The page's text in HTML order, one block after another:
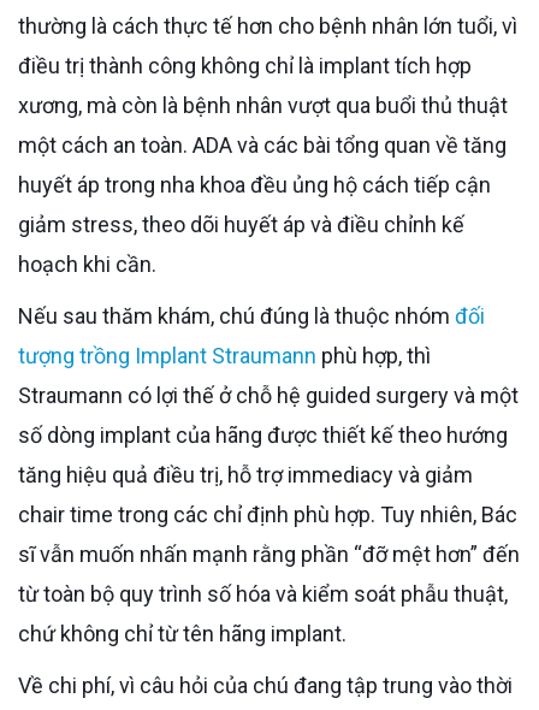
thường là cách thực tế hơn cho bệnh nhân lớn tuổi, vì
điều trị thành công không chỉ là implant tích hợp
xương, mà còn là bệnh nhân vượt qua buổi thủ thuật
một cách an toàn. ADA và các bài tổng quan về tăng
huyết áp trong nha khoa đều ủng hộ cách tiếp cận
giảm stress, theo dõi huyết áp và điều chỉnh kế
hoạch khi cần.
Nếu sau thăm khám, chú đúng là thuộc nhóm đối
tượng trồng Implant Straumann phù hợp, thì
Straumann có lợi thế ở chỗ hệ guided surgery và một
số dòng implant của hãng được thiết kế theo hướng
tăng hiệu quả điều trị, hỗ trợ immediacy và giảm
chair time trong các chỉ định phù hợp. Tuy nhiên, Bác
sĩ vẫn muốn nhấn mạnh rằng phần “đỡ mệt hơn” đến
từ toàn bộ quy trình số hóa và kiểm soát phẫu thuật,
chứ không chỉ từ tên hãng implant.
Về chi phí, vì câu hỏi của chú đang tập trung vào thời